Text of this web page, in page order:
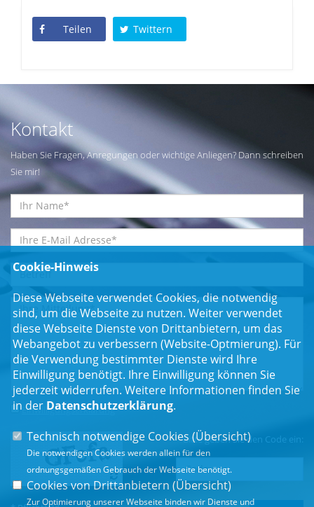
Teilen Twittern
Kontakt
Haben Sie Fragen, Anregungen oder wichtige Anliegen? Dann schreiben
Sie mir!
Einwilligungserklärung*
Bitte geben Sie den Code ein:
Cookie-Hinweis
Diese Webseite verwendet Cookies, die notwendig
sind, um die Webseite zu nutzen. Weiter verwendet
diese Webseite Dienste von Drittanbietern, um das
Webangebot zu verbessern (Website-Optmierung). Für
die Verwendung bestimmter Dienste wird Ihre
Einwilligung benötigt. Ihre Einwilligung können Sie
jederzeit widerrufen. Weitere Informationen finden Sie
in der Datenschutzerklärung.
Technisch notwendige Cookies (Übersicht)
Die notwendigen Cookies werden allein für den
ordnungsgemäßen Gebrauch der Webseite benötigt.
Cookies von Drittanbietern (Übersicht)
Zur Optimierung unserer Webseite binden wir Dienste und